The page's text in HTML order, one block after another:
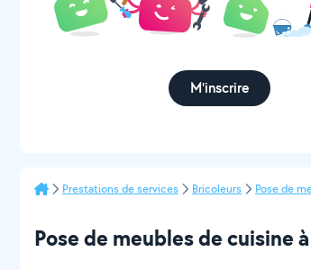
M'inscrire
Prestations de services Bricoleurs Pose de
Pose de meubles de cuisine